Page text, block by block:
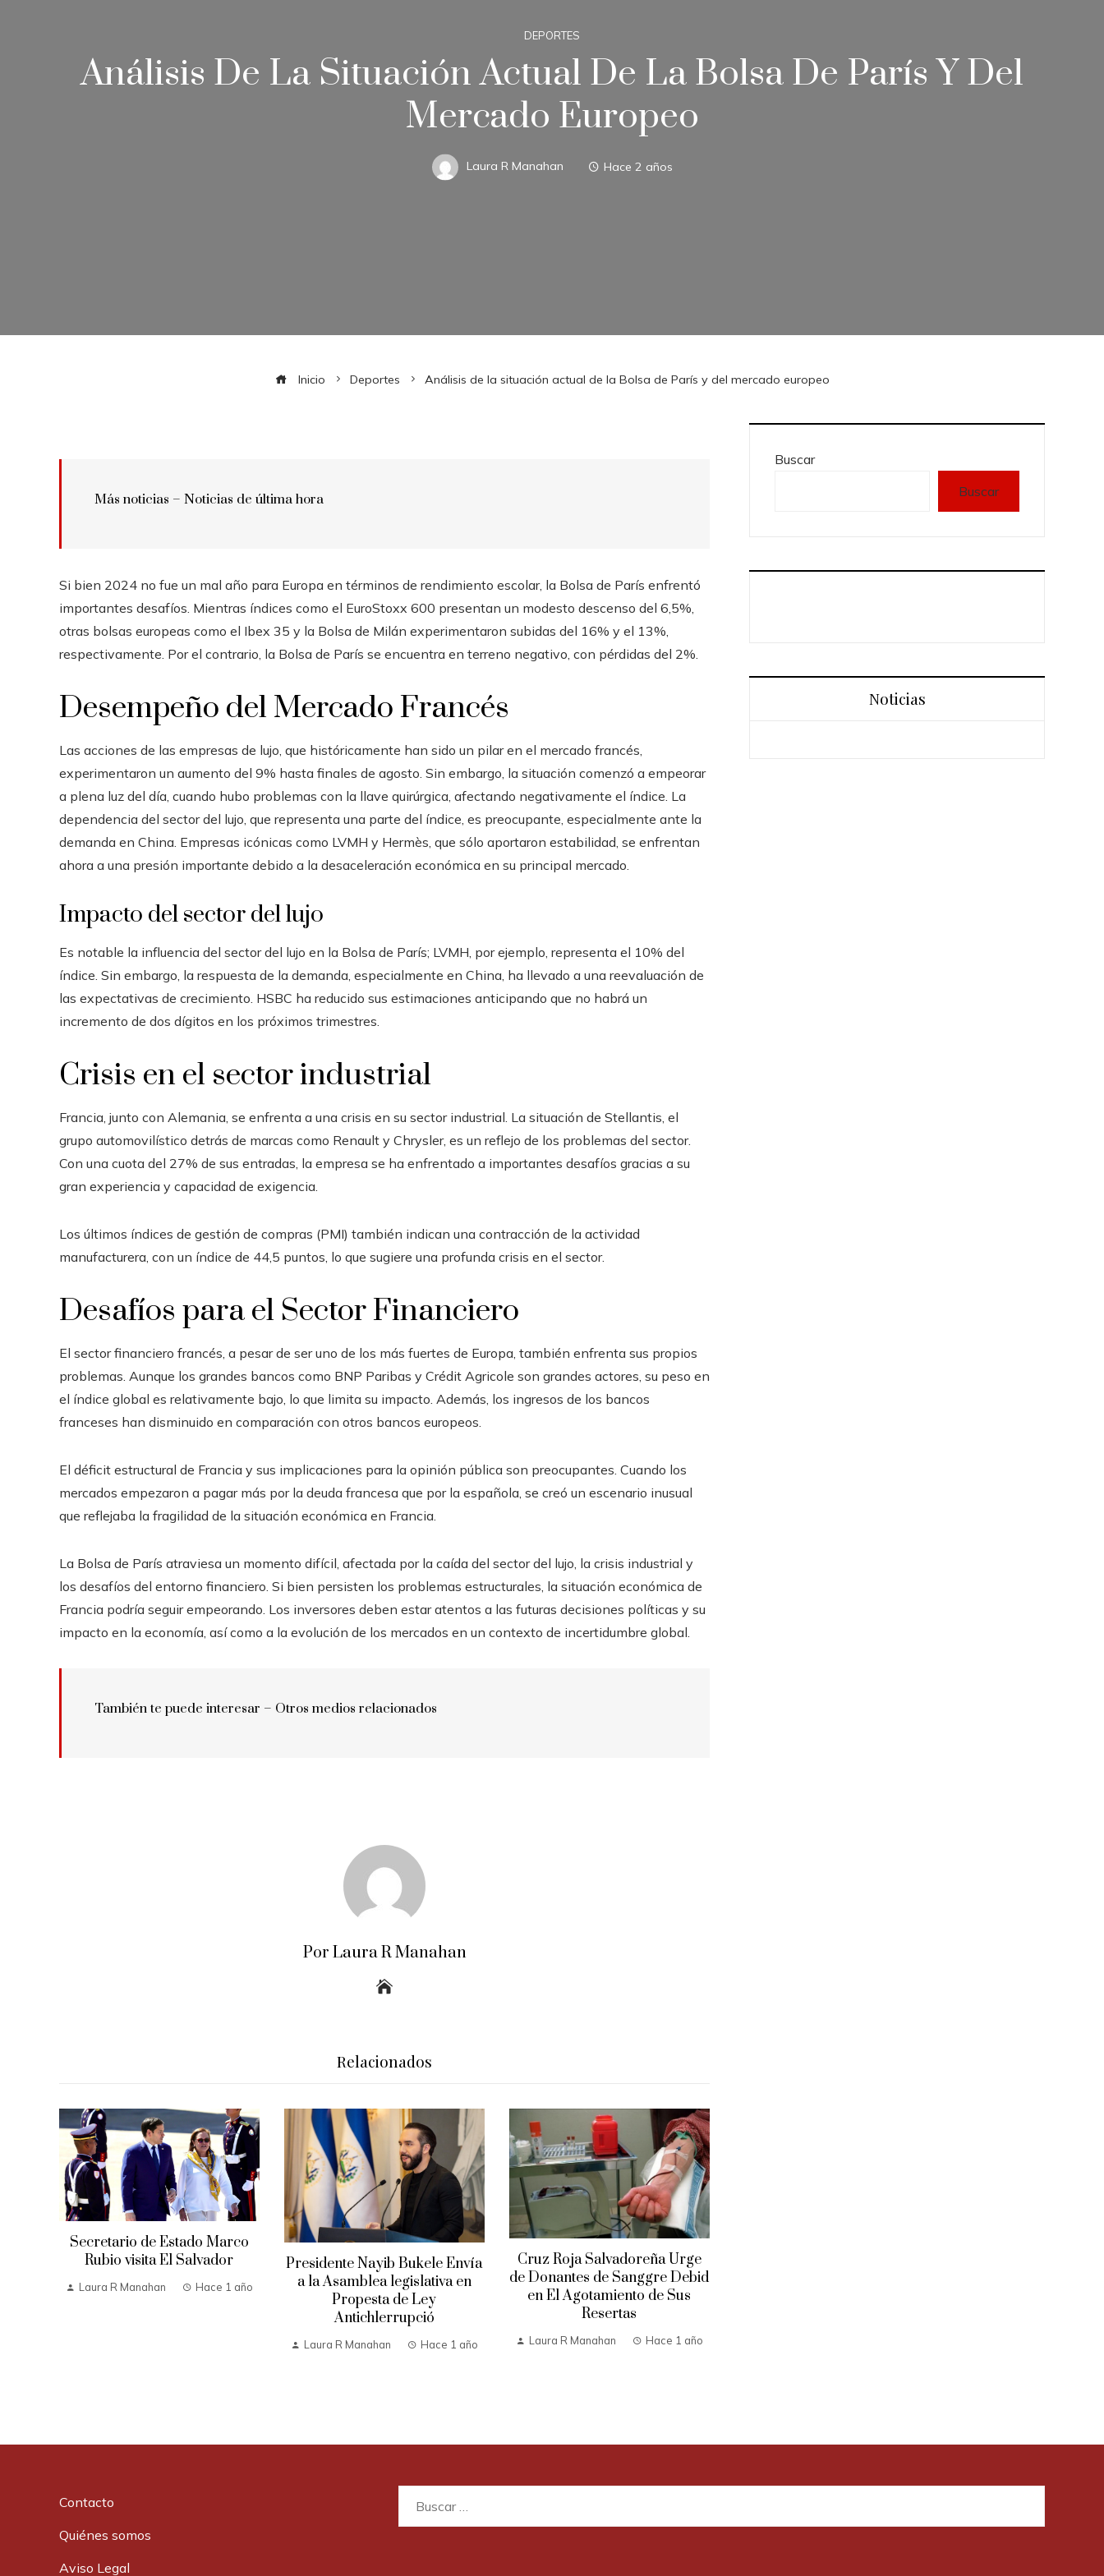
DEPORTES
Análisis De La Situación Actual De La Bolsa De París Y Del
Mercado Europeo
Laura R Manahan Hace 2 años
Inicio Deportes Análisis de la situación actual de la Bolsa de París y del mercado europeo
Más noticias – Noticias de última hora
Si bien 2024 no fue un mal año para Europa en términos de rendimiento escolar, la Bolsa de París enfrentó
importantes desafíos. Mientras índices como el EuroStoxx 600 presentan un modesto descenso del 6,5%,
otras bolsas europeas como el Ibex 35 y la Bolsa de Milán experimentaron subidas del 16% y el 13%,
respectivamente. Por el contrario, la Bolsa de París se encuentra en terreno negativo, con pérdidas del 2%.
Desempeño del Mercado Francés
Las acciones de las empresas de lujo, que históricamente han sido un pilar en el mercado francés,
experimentaron un aumento del 9% hasta finales de agosto. Sin embargo, la situación comenzó a empeorar
a plena luz del día, cuando hubo problemas con la llave quirúrgica, afectando negativamente el índice. La
dependencia del sector del lujo, que representa una parte del índice, es preocupante, especialmente ante la
demanda en China. Empresas icónicas como LVMH y Hermès, que sólo aportaron estabilidad, se enfrentan
ahora a una presión importante debido a la desaceleración económica en su principal mercado.
Impacto del sector del lujo
Es notable la influencia del sector del lujo en la Bolsa de París; LVMH, por ejemplo, representa el 10% del
índice. Sin embargo, la respuesta de la demanda, especialmente en China, ha llevado a una reevaluación de
las expectativas de crecimiento. HSBC ha reducido sus estimaciones anticipando que no habrá un
incremento de dos dígitos en los próximos trimestres.
Crisis en el sector industrial
Francia, junto con Alemania, se enfrenta a una crisis en su sector industrial. La situación de Stellantis, el
grupo automovilístico detrás de marcas como Renault y Chrysler, es un reflejo de los problemas del sector.
Con una cuota del 27% de sus entradas, la empresa se ha enfrentado a importantes desafíos gracias a su
gran experiencia y capacidad de exigencia.
Los últimos índices de gestión de compras (PMI) también indican una contracción de la actividad
manufacturera, con un índice de 44,5 puntos, lo que sugiere una profunda crisis en el sector.
Desafíos para el Sector Financiero
El sector financiero francés, a pesar de ser uno de los más fuertes de Europa, también enfrenta sus propios
problemas. Aunque los grandes bancos como BNP Paribas y Crédit Agricole son grandes actores, su peso en
el índice global es relativamente bajo, lo que limita su impacto. Además, los ingresos de los bancos
franceses han disminuido en comparación con otros bancos europeos.
El déficit estructural de Francia y sus implicaciones para la opinión pública son preocupantes. Cuando los
mercados empezaron a pagar más por la deuda francesa que por la española, se creó un escenario inusual
que reflejaba la fragilidad de la situación económica en Francia.
La Bolsa de París atraviesa un momento difícil, afectada por la caída del sector del lujo, la crisis industrial y
los desafíos del entorno financiero. Si bien persisten los problemas estructurales, la situación económica de
Francia podría seguir empeorando. Los inversores deben estar atentos a las futuras decisiones políticas y su
impacto en la economía, así como a la evolución de los mercados en un contexto de incertidumbre global.
También te puede interesar – Otros medios relacionados
Por Laura R Manahan
Relacionados
Secretario de Estado Marco
Rubio visita El Salvador
Laura R Manahan Hace 1 año
Presidente Nayib Bukele Envía
a la Asamblea legislativa en
Propesta de Ley
Antichlerrupció
Laura R Manahan Hace 1 año
Cruz Roja Salvadoreña Urge
de Donantes de Sanggre Debid
en El Agotamiento de Sus
Resertas
Laura R Manahan Hace 1 año
Buscar
Buscar
Noticias
Contacto
Quiénes somos
Aviso Legal